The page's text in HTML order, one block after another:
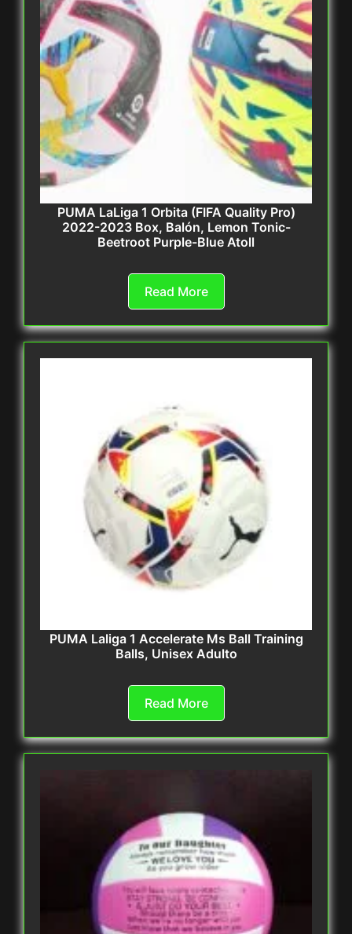
PUMA LaLiga 1 Orbita (FIFA Quality Pro)
2022-2023 Box, Balón, Lemon Tonic-
Beetroot Purple-Blue Atoll
Read More
PUMA Laliga 1 Accelerate Ms Ball Training
Balls, Unisex Adulto
Read More